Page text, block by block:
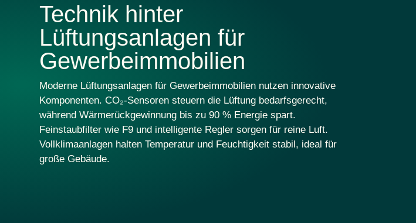
Technik hinter
Lüftungsanlagen für
Gewerbeimmobilien
Moderne Lüftungsanlagen für Gewerbeimmobilien nutzen innovative
Komponenten. CO₂-Sensorensteuern die Lüftung bedarfsgerecht,
während Wärmerückgewinnungbis zu 90 % Energie spart.
Feinstaubfilterwie F9 und intelligente Reglersorgen für reine Luft.
Vollklimaanlagenhalten Temperatur und Feuchtigkeit stabil, ideal für
große Gebäude.